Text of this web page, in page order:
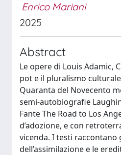
Enrico Mariani
2025
Abstract
Le opere di Louis Adamic,
pot e il pluralismo
Quaranta del Novecento
semi-autobiografie
Fante The Road to Los
d’adozione, e con
vicenda. I testi
dell’assimilazione e le